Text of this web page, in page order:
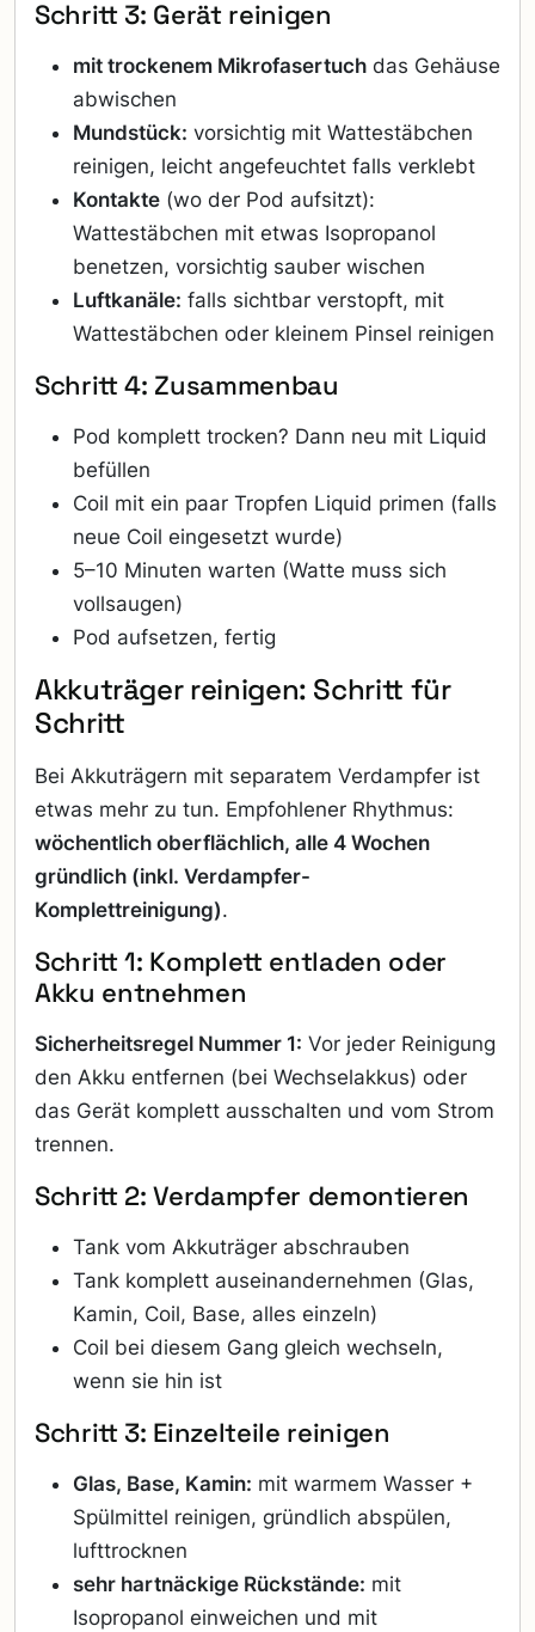
Schritt 3: Gerät reinigen
mit trockenem Mikrofasertuch das Gehäuse
abwischen
Mundstück: vorsichtig mit Wattestäbchen
reinigen, leicht angefeuchtet falls verklebt
Kontakte (wo der Pod aufsitzt):
Wattestäbchen mit etwas Isopropanol
benetzen, vorsichtig sauber wischen
Luftkanäle: falls sichtbar verstopft, mit
Wattestäbchen oder kleinem Pinsel reinigen
Schritt 4: Zusammenbau
Pod komplett trocken? Dann neu mit Liquid
befüllen
Coil mit ein paar Tropfen Liquid primen (falls
neue Coil eingesetzt wurde)
5–10 Minuten warten (Watte muss sich
vollsaugen)
Pod aufsetzen, fertig
Akkuträger reinigen: Schritt für
Schritt
Bei Akkuträgern mit separatem Verdampfer ist
etwas mehr zu tun. Empfohlener Rhythmus:
wöchentlich oberflächlich, alle 4 Wochen
gründlich (inkl. Verdampfer-
Komplettreinigung).
Schritt 1: Komplett entladen oder
Akku entnehmen
Sicherheitsregel Nummer 1: Vor jeder Reinigung
den Akku entfernen (bei Wechselakkus) oder
das Gerät komplett ausschalten und vom Strom
trennen.
Schritt 2: Verdampfer demontieren
Tank vom Akkuträger abschrauben
Tank komplett auseinandernehmen (Glas,
Kamin, Coil, Base, alles einzeln)
Coil bei diesem Gang gleich wechseln,
wenn sie hin ist
Schritt 3: Einzelteile reinigen
Glas, Base, Kamin: mit warmem Wasser +
Spülmittel reinigen, gründlich abspülen,
lufttrocknen
sehr hartnäckige Rückstände: mit
Isopropanol einweichen und mit